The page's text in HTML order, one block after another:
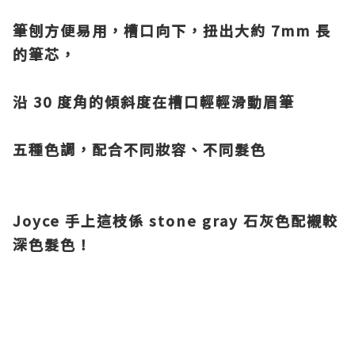
筆刨方便易用，槽口向下， 扭出大約 7mm 長
的筆芯，
沿 30 度角的傾斜度在槽口輕輕滑動眉筆
五種色調，配合不同妝容、不同髮色
Joyce 手上這枝係 stone gray 石灰色配襯較
深色髮色！